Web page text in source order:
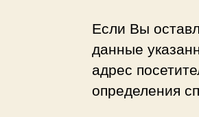
Если Вы
данные
адрес
определения